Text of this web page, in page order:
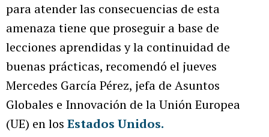
para atender las consecuencias de esta
amenaza tiene que proseguir a base de
lecciones aprendidas y la continuidad de
buenas prácticas, recomendó el jueves
Mercedes García Pérez, jefa de Asuntos
Globales e Innovación de la Unión Europea
(UE) en los Estados Unidos.